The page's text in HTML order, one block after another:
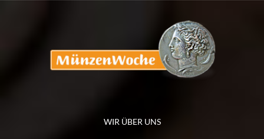
WIR ÜBER UNS